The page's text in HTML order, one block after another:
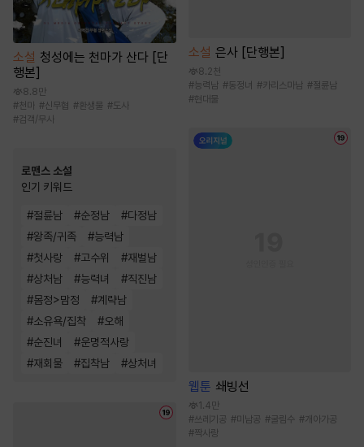
소설 청성에는 천마가 산다 [단
행본]
8.8만
#천마 #신무협 # 환생물 #도사
#검객/무사
로맨스 소설
인기 키워드
#절륜남 #순정남 #다정남
#왕족/귀족 #능력남
#첫사랑 #고수위 #재벌남
#상처남 #능력녀 #직진남
#몸정>맘정 #계략남
#소유욕/집착 #오해
#순진녀 #운명적사랑
#재회물 #집착남 #상처녀
소설 은사 [단행본]
8.2천
#능력남 #동정녀 #카리스마남 #절륜남
#현대물
웹툰 쇄빙선
1.4만
#쓰레기공 #미남공 #굴림수 #개아가공
#짝사랑